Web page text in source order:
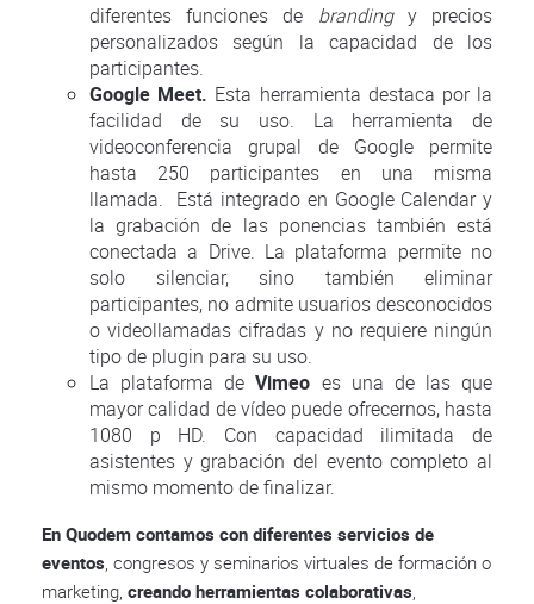
diferentes funciones de brandingy precios
personalizados según la capacidad de los
participantes.
Google Meet. Esta herramienta destaca por la
facilidad de su uso. La herramienta de
videoconferencia grupal de Google permite
hasta 250 participantes en una misma
llamada. Está integrado en Google Calendar y
la grabación de las ponencias también está
conectada a Drive. La plataforma permite no
solo silenciar, sino también eliminar
participantes, no admite usuarios desconocidos
o videollamadas cifradas y no requiere ningún
tipo de plugin para su uso.
La plataforma deVimeo es una de las que
mayor calidad de vídeo puede ofrecernos, hasta
1080 p HD. Con capacidad ilimitada de
asistentes y grabación del evento completo al
mismo momento de finalizar.
En Quodem contamos con diferentes servicios de
eventos , congresos y seminarios virtuales de formación o
marketing, creando herramientas colaborativas